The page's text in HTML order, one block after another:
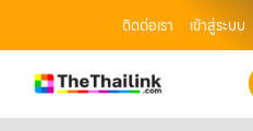
ติดต่อเรา เข้าสู่ระบบ